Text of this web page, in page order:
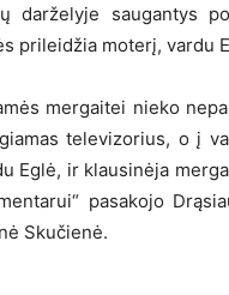
darželyje saugantys
prileidžia moterį, vardu
mergaitei nieko
televizorius, o į
Eglė, ir klausinėja
pasakojo
Skučienė.